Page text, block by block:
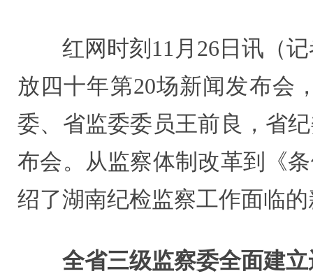
红网时刻11月26日讯（记
放四十年第20场新闻发布会
委、省监委委员王前良，省
布会。从监察体制改革到《
绍了湖南纪检监察工作面临
全省三级监察委全面建